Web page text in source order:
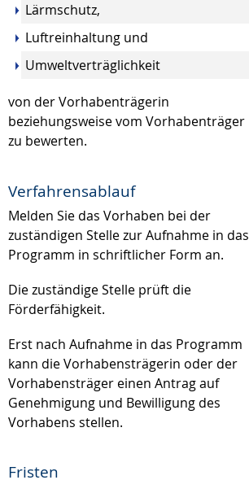
Lärmschutz,
Luftreinhaltung und
Umweltverträglichkeit
von der Vorhabenträgerin
beziehungsweise vom Vorhabenträger
zu bewerten.
Verfahrensablauf
Melden Sie das Vorhaben bei der
zuständigen Stelle zur Aufnahme in das
Programm in schriftlicher Form an.
Die zuständige Stelle prüft die
Förderfähigkeit.
Erst nach Aufnahme in das Programm
kann die Vorhabensträgerin oder der
Vorhabensträger einen Antrag auf
Genehmigung und Bewilligung des
Vorhabens stellen.
Fristen